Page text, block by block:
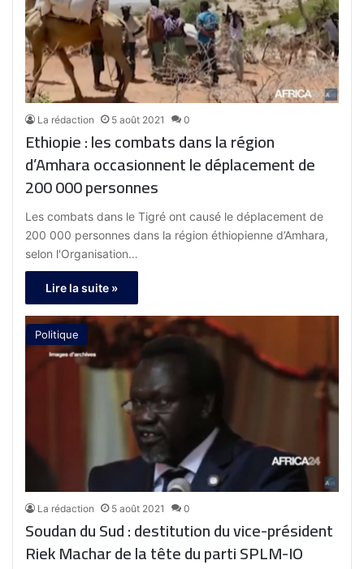
La rédaction 5 août 2021 0
Ethiopie : les combats dans la région
d’Amhara occasionnent le déplacement de
200 000 personnes
Les combats dans le Tigré ont causé le déplacement de
200 000 personnes dans la région éthiopienne d’Amhara,
selon l'Organisation…
Lire la suite »
Politique
La rédaction 5 août 2021 0
Soudan du Sud : destitution du vice-président
Riek Machar de la tête du parti SPLM-IO